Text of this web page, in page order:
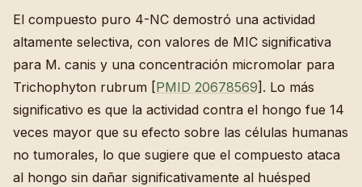
El compuesto puro 4-NC demostró una actividad
altamente selectiva, con valores de MIC significativa
para M. canis y una concentración micromolar para
Trichophyton rubrum [PMID 20678569]. Lo más
significativo es que la actividad contra el hongo fue 14
veces mayor que su efecto sobre las células humanas
no tumorales, lo que sugiere que el compuesto ataca
al hongo sin dañar significativamente al huésped